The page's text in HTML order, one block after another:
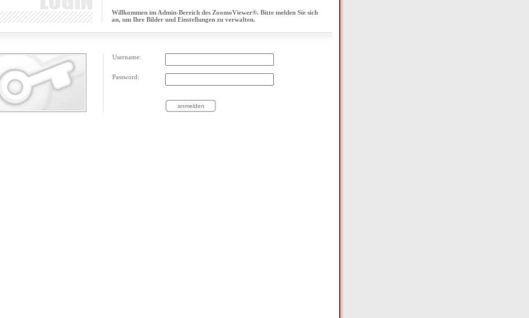
Willkommen im Admin-Bereich des ZoomoViewer®. Bitte melden Sie sich
an, um Ihre Bilder und Einstellungen zu verwalten.
Username:
Password: